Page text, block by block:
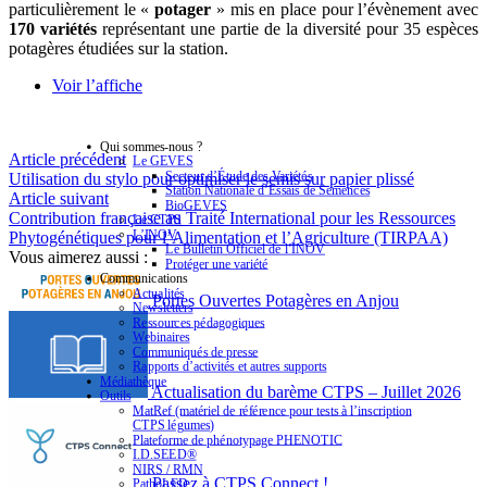
particulièrement le «potager » mis en place pour l’évènement avec
170 variétés représentant une partie de la diversité pour 35 espèces
potagères étudiées sur la station.
Voir l’affiche
Article précédent
Utilisation du stylo pour optimiser le semis sur papier plissé
Article suivant
Contribution française au Traité International pour les Ressources
Phytogénétiques pour l’Alimentation et l’Agriculture (TIRPAA)
Vous aimerez aussi :
Portes Ouvertes Potagères en Anjou
Actualisation du barème CTPS – Juillet 2026
Passez à CTPS Connect !
Qui sommes-nous ?
Le GEVES
Secteur d’Étude des Variétés
Station Nationale d’Essais de Semences
BioGEVES
Le CTPS
L’INOV
Le Bulletin Officiel de l’INOV
Protéger une variété
Communications
Actualités
Newsletters
Ressources pédagogiques
Webinaires
Communiqués de presse
Rapports d’activités et autres supports
Médiathèque
Outils
MatRef (matériel de référence pour tests à l’inscription
CTPS légumes)
Plateforme de phénotypage PHENOTIC
I.D.SEED®
NIRS / RMN
PathoLED